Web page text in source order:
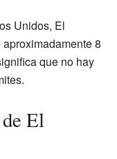
Unidos, El
8
que no hay
El